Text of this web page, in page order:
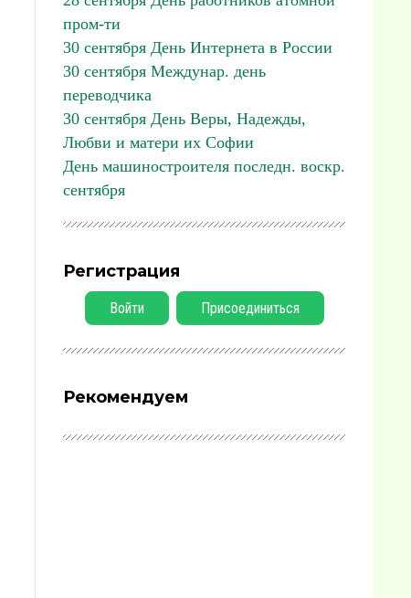
пром-ти
30 сентября День Интернета в России
30 сентября Междунар. день
переводчика
30 сентября День Веры, Надежды,
Любви и матери их Софии
День машиностроителя последн. воскр.
сентября
Регистрация
Войти Присоединиться
Рекомендуем